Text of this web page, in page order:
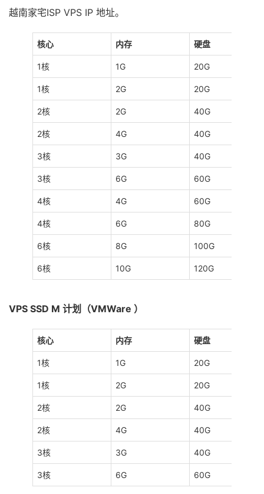
越南家宅ISP VPS IP 地址。
核心 内存 硬盘
1核 1G 20G
1核 2G 20G
2核 2G 40G
2核 4G 40G
3核 3G 40G
3核 6G 60G
4核 4G 60G
4核 6G 80G
6核 8G 100G
6核 10G 120G
VPS SSD M 计划（VMWare ）
核心 内存 硬盘
1核 1G 20G
1核 2G 20G
2核 2G 40G
2核 4G 40G
3核 3G 40G
3核 6G 60G